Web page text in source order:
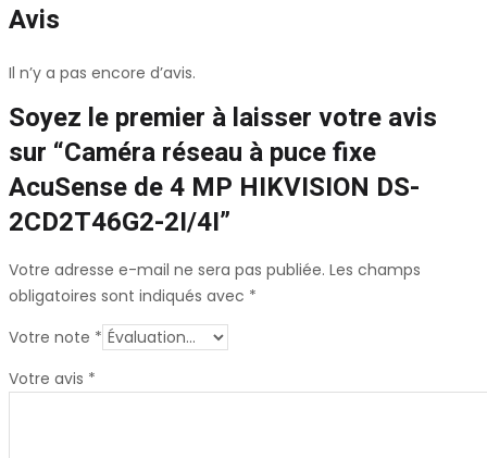
Avis
Il n’y a pas encore d’avis.
Soyez le premier à laisser votre avis
sur “Caméra réseau à puce fixe
AcuSense de 4 MP HIKVISION DS-
2CD2T46G2-2I/4I”
Votre adresse e-mail ne sera pas publiée. Les champs
obligatoires sont indiqués avec *
Votre note *
Votre avis *